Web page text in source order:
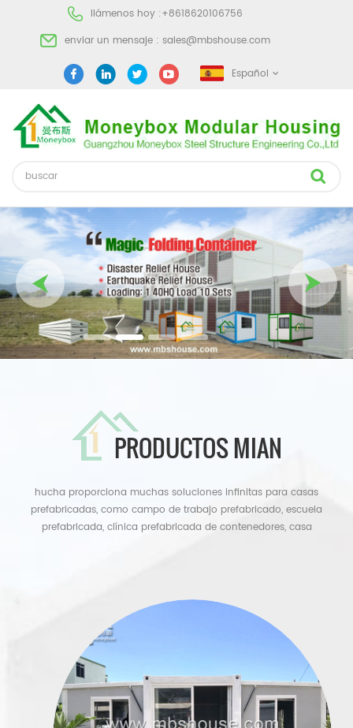
llámenos hoy :+8618620106756
enviar un mensaje : sales@mbshouse.com
Español
PRODUCTOS MIAN
hucha proporciona muchas soluciones infinitas para casas
prefabricadas, como campo de trabajo prefabricado, escuela
prefabricada, clínica prefabricada de contenedores, casa
contenedor de contenedores, cafetería contenedor, edificios de
estructura de acero y almacén de estructura de acero, taller d...